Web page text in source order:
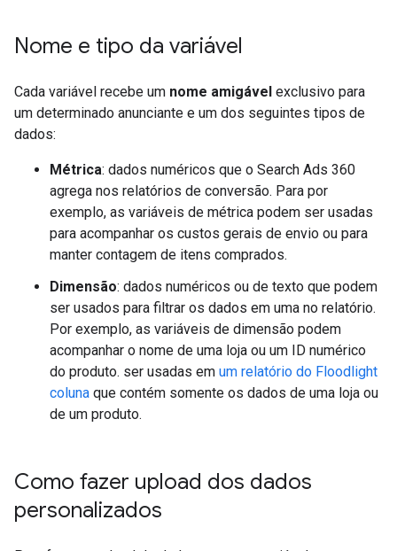
Nome e tipo da variável
Cada variável recebe um nome amigável exclusivo para
um determinado anunciante e um dos seguintes tipos de
dados:
Métrica: dados numéricos que o Search Ads 360
agrega nos relatórios de conversão. Para por
exemplo, as variáveis de métrica podem ser usadas
para acompanhar os custos gerais de envio ou para
manter contagem de itens comprados.
Dimensão: dados numéricos ou de texto que podem
ser usados para filtrar os dados em uma no relatório.
Por exemplo, as variáveis de dimensão podem
acompanhar o nome de uma loja ou um ID numérico
do produto. ser usadas em um relatório do Floodlight
coluna que contém somente os dados de uma loja ou
de um produto.
Como fazer upload dos dados
personalizados